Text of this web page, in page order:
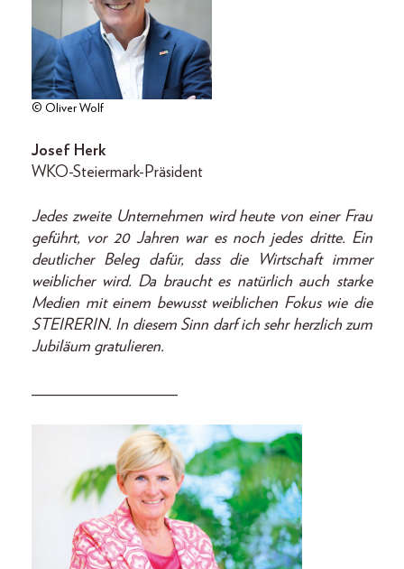
© Oliver Wolf
Josef Herk
WKO-Steiermark-Präsident
Jedes zweite Unternehmen wird heute von einer Frau
geführt, vor 20 Jahren war es noch jedes dritte. Ein
deutlicher Beleg dafür, dass die Wirtschaft immer
weiblicher wird. Da braucht es natürlich auch starke
Medien mit einem bewusst weiblichen Fokus wie die
STEIRERIN. In diesem Sinn darf ich sehr herzlich zum
Jubiläum gratulieren.
__________________